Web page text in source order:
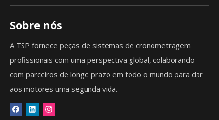
Sobre nós
A TSP fornece peças de sistemas de cronometragem
profissionais com uma perspectiva global, colaborando
com parceiros de longo prazo em todo o mundo para dar
aos motores uma segunda vida.